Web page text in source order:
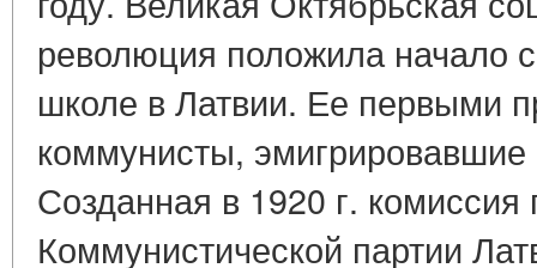
революция положила начало
школе в Латвии. Ее первыми
коммунисты,
Созданная в 1920 г. комиссия
Коммунистической партии